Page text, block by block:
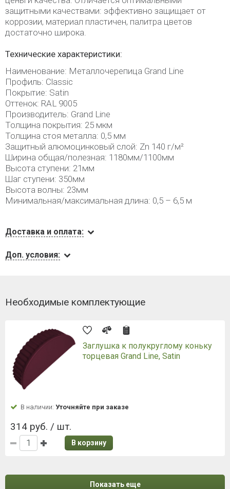
защитными качествами: эффективно защищает от
коррозии, материал пластичен, палитра цветов
достаточно широка.
Технические характеристики:
Наименование: Металлочерепица Grand Line
Профиль: Classic
Покрытие: Satin
Оттенок: RAL 9005
Производитель: Grand Line
Толщина покрытия: 25 мкм
Толщина стоя металла: 0,5 мм
Защитный алюмоцинковый слой: Zn 140 г/м²
Ширина общая/полезная: 1180мм/1100мм
Высота ступени: 21мм
Шаг ступени: 350мм
Высота волны: 23мм
Минимальная/максимальная длина: 0,5 – 6,5 м
Доставка и оплата:
Доп. условия:
Необходимые комплектующие
Заглушка к полукруглому коньку
торцевая Grand Line, Satin
В наличии: Уточняйте при заказе
314 руб. / шт.
В корзину
Показать еще